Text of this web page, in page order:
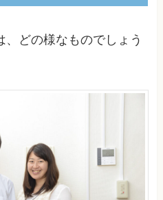
どの様なものでしょう